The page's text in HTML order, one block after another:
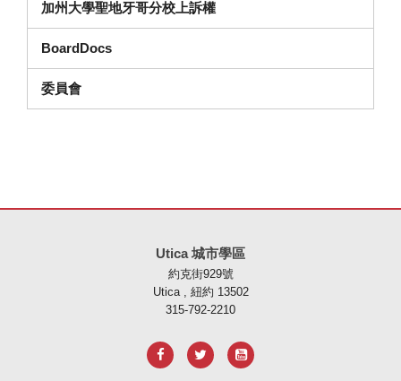
加州大學聖地牙哥分校上訴權
BoardDocs（在新視窗中打開）
委員會
Utica 城市學區
約克街929號
Utica , 紐約 13502
315-792-2210